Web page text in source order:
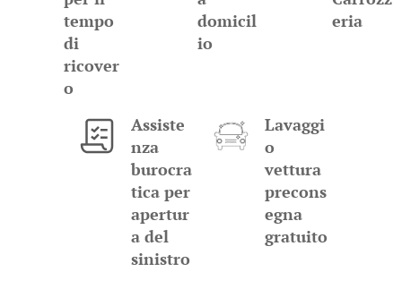
tempo
di
ricover
o
domicil
io
eria
Assiste
nza
burocra
tica per
apertur
a del
sinistro
Lavaggi
o
vettura
precons
egna
gratuito